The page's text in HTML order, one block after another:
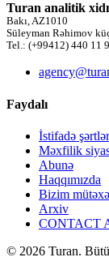
Turan analitik
Bakı, AZ1010
Süleyman Rəhimov
Tel.: (+99412) 440 11
Faydalı
İstifadə
Məxfilik
Abunə
Haqqımızda
Bizim
Arxiv
CONTACT
© 2026 Turan.